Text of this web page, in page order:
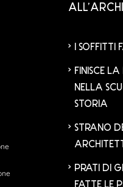
I SOFFITTI
FINISCE
NELLA
STORIA
STRANO
PRATI DI
FATTE LE